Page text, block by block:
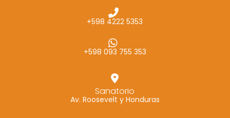
+598 4222 5353
+598 093 755 353
Sanatorio
Av. Roosevelt y Honduras